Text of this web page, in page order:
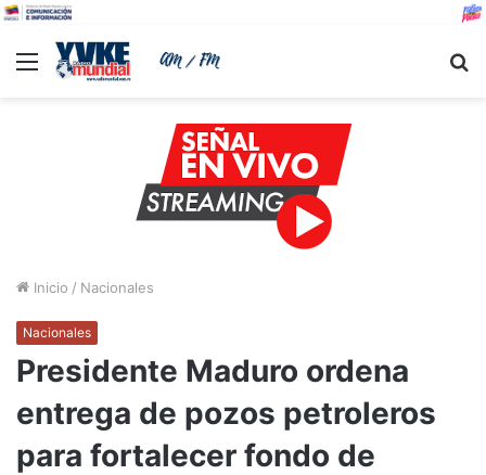
Menu
Inicio / Nacionales
Nacionales
Presidente Maduro ordena
entrega de pozos petroleros
para fortalecer fondo de